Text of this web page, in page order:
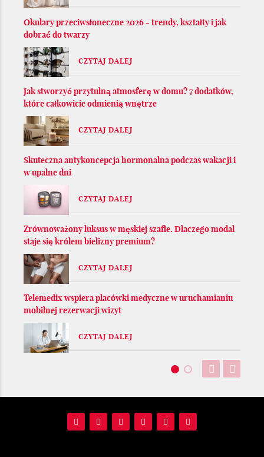
Okulary przeciwsłoneczne 2026 - trendy, kształty i jak
dobrać do twarzy
CZYTAJ DALEJ
Jak stworzyć przytulną atmosferę w domu? 7 dodatków,
które całkowicie odmienią wnętrze
CZYTAJ DALEJ
Skuteczna antykoncepcja hormonalna podczas wakacji i
w upalne dni
CZYTAJ DALEJ
Zrównoważony luksus w męskiej szafie. Dlaczego modal
staje się królem bielizny premium?
CZYTAJ DALEJ
Telemedix wspiera placówki medyczne w uruchamianiu
mobilnej rezerwacji wizyt
CZYTAJ DALEJ